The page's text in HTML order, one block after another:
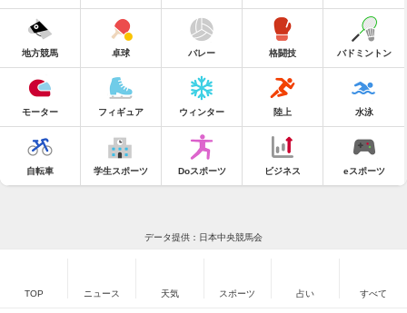
地方競馬 卓球 バレー 格闘技 バドミントン
モーター フィギュア ウィンター 陸上 水泳
自転車 学生スポーツ Doスポーツ ビジネス eスポーツ
データ提供：日本中央競馬会
TOP ニュース 天気 スポーツ 占い すべて